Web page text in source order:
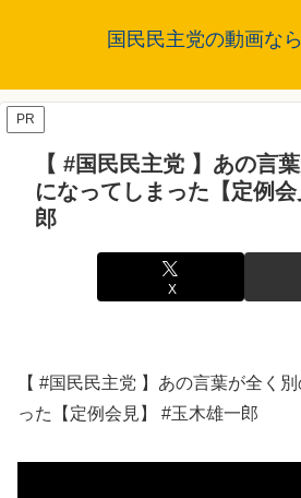
国民民主党の動画な
PR
【 #国民民主党 】あの言
になってしまった【定例
郎
X
【 #国民民主党 】あの言葉が全く
った【定例会見】 #玉木雄一郎